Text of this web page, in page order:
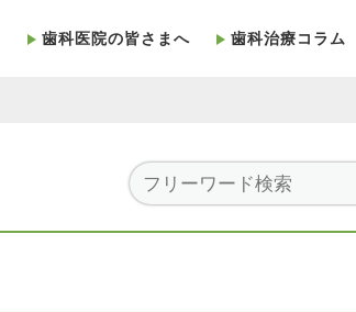
歯科医院の皆さまへ 歯科治療コラム